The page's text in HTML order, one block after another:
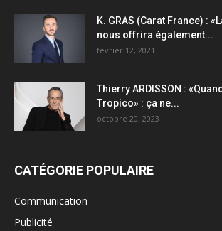
K. GRAS (Carat France) :
nous offrira également...
février 12, 2021
Thierry ARDISSON :
Tropico» : ça ne...
octobre 20, 2023
CATÉGORIE POPULAIRE
Communication
Publicité